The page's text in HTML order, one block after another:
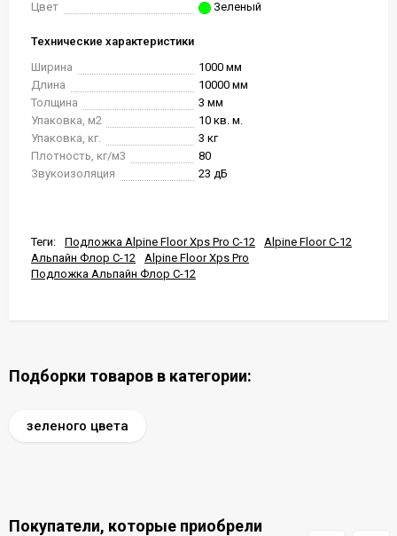
Цвет
Зеленый
Технические характеристики
Ширина
1000 мм
Длина
10000 мм
Толщина
3 мм
Упаковка, м2
10 кв. м.
Упаковка, кг.
3 кг
Плотность, кг/м3
80
Звукоизоляция
23 дБ
Теги: Подложка Alpine Floor Xps Pro С-12
Alpine Floor С-12
Альпайн Флор С-12
Alpine Floor Xps Pro
Подложка Альпайн Флор С-12
Подборки товаров в категории:
зеленого цвета
Покупатели, которые приобрели